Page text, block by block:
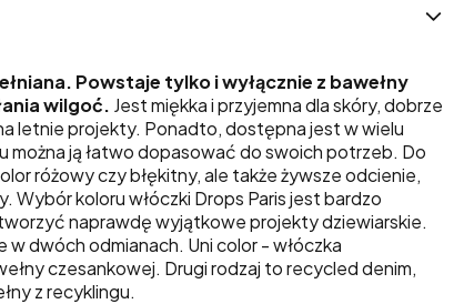
Powstaje tylko i wyłącznie z bawełny
wilgoć. Jest miękka i przyjemna dla skóry, dobrze
letnie projekty. Ponadto, dostępna jest w wielu
można ją łatwo dopasować do swoich potrzeb. Do
różowy czy błękitny, ale także żywsze odcienie,
Wybór koloru włóczki Drops Paris jest bardzo
naprawdę wyjątkowe projekty dziewiarskie.
w dwóch odmianach. Uni color - włóczka
czesankowej. Drugi rodzaj to recycled denim,
z recyklingu.